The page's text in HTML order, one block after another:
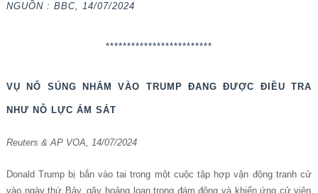
NGUỒN : BBC, 14/07/2024
*************************
VỤ NỔ SÚNG NH Ắ M VÀO TRUMP ĐANG ĐƯỢC ĐI ỀU TRA
NH Ư N Ỗ LỰC ÁM SÁT
Reuters & AP VOA, 14/07/2024
Donald Trump bị bắn vào tai trong một cuộc tập hợp vận động tranh cử
vào ngày thứ Bảy, gây hoảng loạn trong đámđông vàkhiếnứng cửviên